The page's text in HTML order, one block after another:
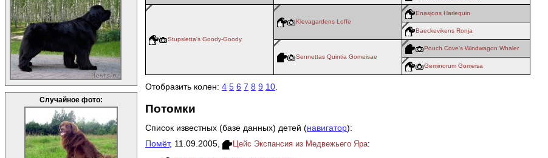
Случайное фото:
Stupsletta's Goody-Goody
Klevagardens Loffe
Enasjons Harlequin
Baeckevikens Ronja
Sennettas Quintia Gomeisae
Pouch Cove's Windwagon Whaler
Geminorum Gomeisa
Отобразить колен: 4 5 6 7 8 9 10
Потомки
Список известных (базе данных) детей (навигатор):
Помёт, 11.09.2005, Цейс Экспансия из Медвежьего Яра: